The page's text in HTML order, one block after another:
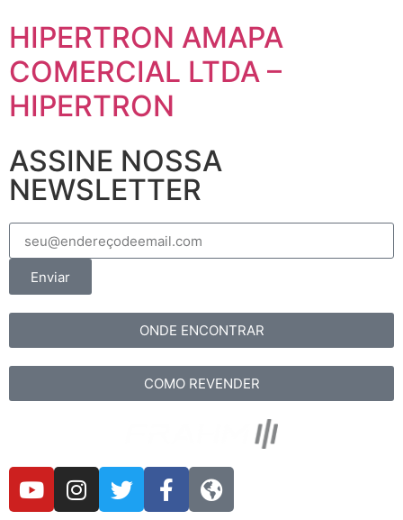
HIPERTRON AMAPA
COMERCIAL LTDA –
HIPERTRON
ASSINE NOSSA
NEWSLETTER
Enviar
ONDE ENCONTRAR
COMO REVENDER